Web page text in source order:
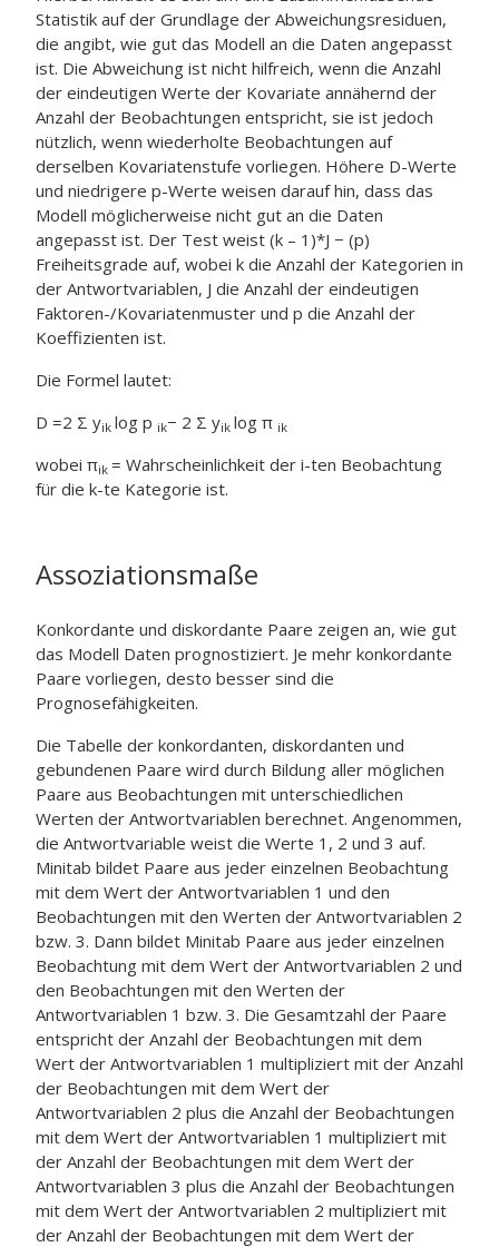
Statistik auf der Grundlage der Abweichungsresiduen,
die angibt, wie gut das Modell an die Daten angepasst
ist. Die Abweichung ist nicht hilfreich, wenn die Anzahl
der eindeutigen Werte der Kovariate annähernd der
Anzahl der Beobachtungen entspricht, sie ist jedoch
nützlich, wenn wiederholte Beobachtungen auf
derselben Kovariatenstufe vorliegen. Höhere D-Werte
und niedrigere p-Werte weisen darauf hin, dass das
Modell möglicherweise nicht gut an die Daten
angepasst ist. Der Test weist (k – 1)*J − (p)
Freiheitsgrade auf, wobei k die Anzahl der Kategorien in
der Antwortvariablen, J die Anzahl der eindeutigen
Faktoren-/Kovariatenmuster und p die Anzahl der
Koeffizienten ist.
Die Formel lautet:
D =2 Σ yik log p ik− 2 Σ yik log π ik
wobei πik = Wahrscheinlichkeit der i-ten Beobachtung
für die k-te Kategorie ist.
Assoziationsmaße
Konkordante und diskordante Paare zeigen an, wie gut
das Modell Daten prognostiziert. Je mehr konkordante
Paare vorliegen, desto besser sind die
Prognosefähigkeiten.
Die Tabelle der konkordanten, diskordanten und
gebundenen Paare wird durch Bildung aller möglichen
Paare aus Beobachtungen mit unterschiedlichen
Werten der Antwortvariablen berechnet. Angenommen,
die Antwortvariable weist die Werte 1, 2 und 3 auf.
Minitab bildet Paare aus jeder einzelnen Beobachtung
mit dem Wert der Antwortvariablen 1 und den
Beobachtungen mit den Werten der Antwortvariablen 2
bzw. 3. Dann bildet Minitab Paare aus jeder einzelnen
Beobachtung mit dem Wert der Antwortvariablen 2 und
den Beobachtungen mit den Werten der
Antwortvariablen 1 bzw. 3. Die Gesamtzahl der Paare
entspricht der Anzahl der Beobachtungen mit dem
Wert der Antwortvariablen 1 multipliziert mit der Anzahl
der Beobachtungen mit dem Wert der
Antwortvariablen 2 plus die Anzahl der Beobachtungen
mit dem Wert der Antwortvariablen 1 multipliziert mit
der Anzahl der Beobachtungen mit dem Wert der
Antwortvariablen 3 plus die Anzahl der Beobachtungen
mit dem Wert der Antwortvariablen 2 multipliziert mit
der Anzahl der Beobachtungen mit dem Wert der